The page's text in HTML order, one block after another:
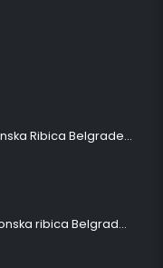
Šetač HOLO srednji silikonska Ribica Belgrade Walker
Šetač srednji NATUR silikonska ribica Belgrade Walker